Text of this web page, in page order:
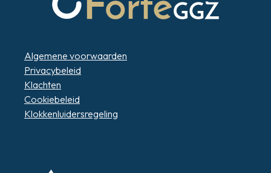
Algemene voorwaarden
Privacybeleid
Klachten
Cookiebeleid
Klokkenluidersregeling